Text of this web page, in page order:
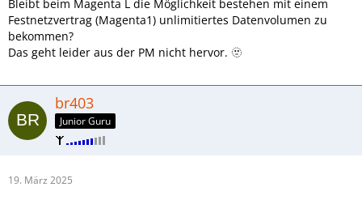
Bleibt beim Magenta L die Möglichkeit bestehen mit einem
Festnetzvertrag (Magenta1) unlimitiertes Datenvolumen zu
bekommen?
Das geht leider aus der PM nicht hervor. 🫥
br403
Junior Guru
19. März 2025